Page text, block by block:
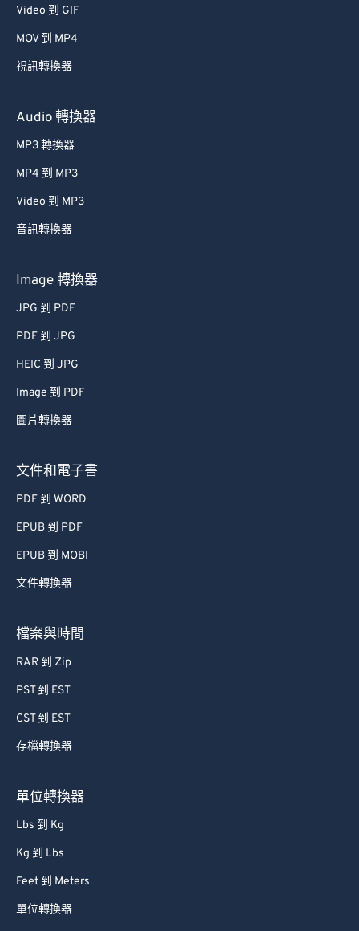
Video 到 GIF
MOV 到 MP4
視訊轉換器
Audio 轉換器
MP3 轉換器
MP4 到 MP3
Video 到 MP3
音訊轉換器
Image 轉換器
JPG 到 PDF
PDF 到 JPG
HEIC 到 JPG
Image 到 PDF
圖片轉換器
文件和電子書
PDF 到 WORD
EPUB 到 PDF
EPUB 到 MOBI
文件轉換器
檔案與時間
RAR 到 Zip
PST 到 EST
CST 到 EST
存檔轉換器
單位轉換器
Lbs 到 Kg
Kg 到 Lbs
Feet 到 Meters
單位轉換器